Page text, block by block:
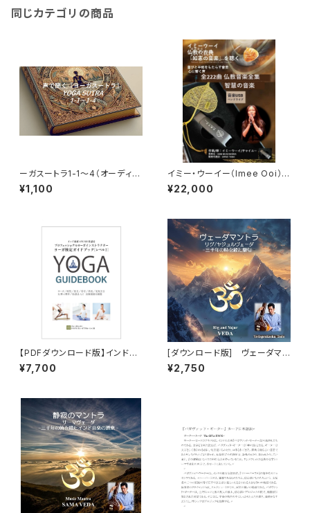
同じカテゴリの商品
ーガスートラ1-1～4（オーディオ
版テキスト付）
¥1,100
イミー・ウーイー（Imee Ooi）2
22曲入り-音楽作品 USBペンド
ライブ版音楽メディア
¥22,000
【PDFダウンロード版】インド政
府AYUSH省プロフェッショナル
ヨーガインストラクター 検定試
¥7,700
[ダウンロード版] ヴェーダマン
トラ リグ＆ヤジュルヴェーダ 三
千年の時を超えた聖句 Holy M
¥2,750